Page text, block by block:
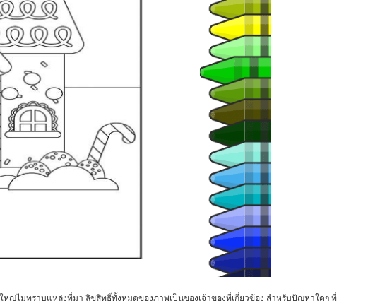
ญ่ไม่ทราบแหล่งที่มา ลิขสิทธิ์ทั้งหมดของภาพเป็นของเจ้าของที่เกี่ยวข้อง สำหรับปัญหาใดๆ ที่